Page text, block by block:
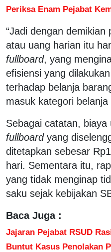
Periksa Enam Pejabat
“Jadi dengan demikian
atau uang harian itu
fullboard, yang
efisiensi yang
terhadap belanja
masuk kategori belanja
Sebagai catatan,
fullboardyang
ditetapkan sebesar
hari. Sementara itu,
yang tidak menginap
saku sejak kebijakan
Baca Juga :
Jajaran Pejabat RSUD
Buntut Kasus Penolakan